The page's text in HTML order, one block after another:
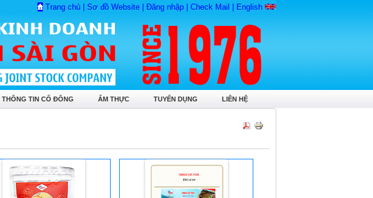
Trang chủ Sơ đồ Website Đăng nhập Check Mail English
THÔNG TIN CỔ ĐÔNG ẨM THỰC TUYỂN DỤNG LIÊN HỆ